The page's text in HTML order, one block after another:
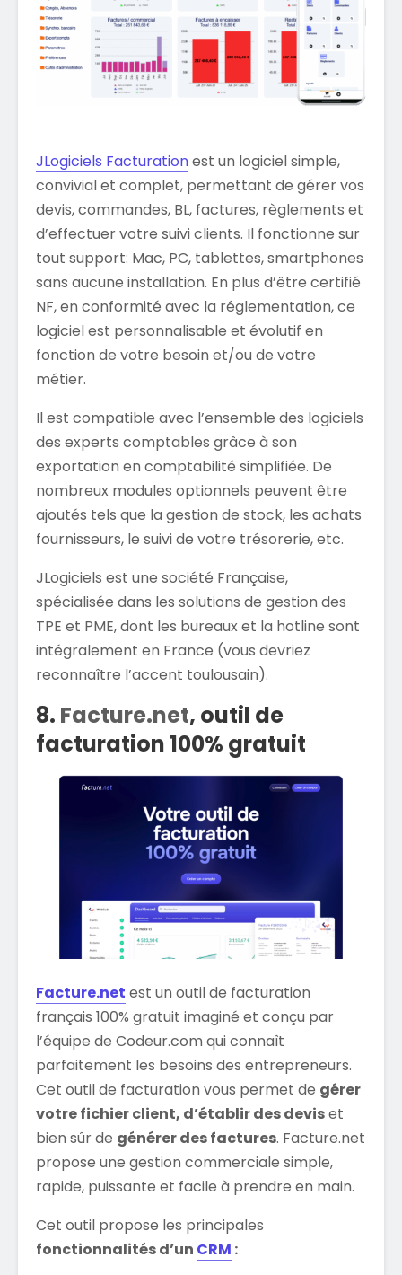
JLogiciels Facturationest un logiciel simple,
convivial et complet, permettant de gérer vos
devis, commandes, BL, factures, règlements et
d’effectuer votre suivi clients. Il fonctionne sur
tout support: Mac, PC, tablettes, smartphones
sans aucune installation. En plus d’être certifié
NF, en conformité avec la réglementation, ce
logiciel est personnalisable et évolutif en
fonction de votre besoin et/ou de votre
métier.
Il est compatible avec l’ensemble des logiciels
des experts comptables grâce à son
exportation en comptabilité simplifiée. De
nombreux modules optionnels peuvent être
ajoutés tels que la gestion de stock, les achats
fournisseurs, le suivi de votre trésorerie, etc.
JLogiciels est une société Française,
spécialisée dans les solutions de gestion des
TPE et PME, dont les bureaux et la hotline sont
intégralement en France (vous devriez
reconnaître l’accent toulousain).
8. Facture.net, outil de
facturation 100% gratuit
Facture.net est un outil de facturation
français 100% gratuit imaginé et conçu par
l’équipe de Codeur.com qui connaît
parfaitement les besoins des entrepreneurs.
Cet outil de facturation vous permet de gérer
votre fichier client, d’établir des deviset
bien sûr de générer des factures. Facture.net
propose une gestion commerciale simple,
rapide, puissante et facile à prendre en main.
Cet outil propose les principales
fonctionnalités d’un CRM :